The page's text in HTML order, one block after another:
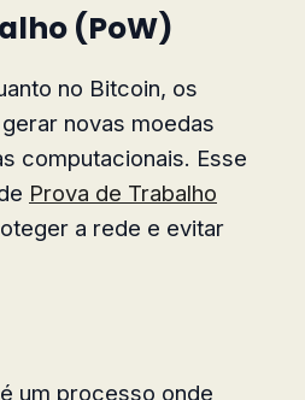
(PoW)
no Bitcoin, os
novas moedas
computacionais. Esse
Prova de Trabalho
a rede e evitar
um processo onde